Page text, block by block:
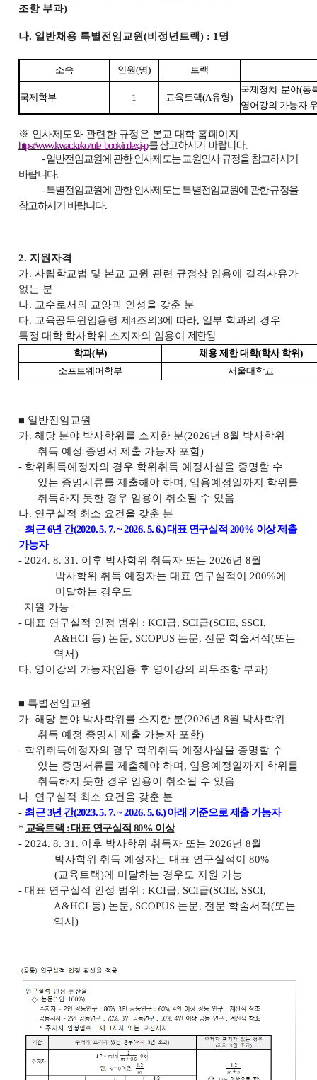
조항 부과)
나. 일반채용 특별전임교원(비정년트랙) : 1 명
소속 인원(명) 트랙
국제학부 1 교육트랙(A유형)
국제정치 분야(동
영어강의 가능자
※ 인사제도와 관련한 규정은 본교 대학홈페이지
https://www.kw.ac.kr/ko/rule_book/index.jsp를참고하시기 바랍니다.
-일반전임교원에 관한 인사제도는 교원인사 규정을 참고하시기
바랍니다.
-특별전임교원에 관한 인사제도는 특별전임교원에 관한 규정을
참고하시기 바랍니다.
2.지원자격
가.사립학교법 및 본교 교원 관련 규정상 임용에 결격사유가
없는 분
나. 교수로서의 교양과 인성을 갖춘 분
다. 교육공무원임용령 제4조의 3에 따라, 일부 학과의 경우
특정 대학 학사학위 소지자의 임용이 제한됨
학과(부) 채용 제한 대학(학사 학위)
소프트웨어학부
서울대학교
■ 일반전임교원
가.해당 분야 박사학위를 소지한 분(2026년8월 박사학위
취득 예정 증명서 제출 가능자 포함)
- 학위취득예정자의 경우 학위취득 예정사실을 증명할 수
있는 증명서류를 제출해야 하며 , 임용예정일까지 학위를
취득하지 못한 경우 임용이 취소될 수 있음
나. 연구실적 최소 요건을 갖춘 분
- 최 근6년 간(2020. 5. 7. ~ 2026. 5. 6.)대표 연구실적 200% 이상 제출
가능자
- 2024. 8. 31. 이후 박사학위 취득자 또는 2026년8월
박사학위 취득 예정자는 대표 연구실적이 200%에
미달하는 경우도
지원 가능
-대표 연구실적 인정 범위 : KCI급, SCI급(SCIE, SSCI,
A&HCI 등) 논문, SCOPUS 논문, 전문 학술서적(또는
역서)
다. 영어강의 가능자(임용 후 영어강의 의무조항 부과)
■ 특별전임교원
가.해당 분야 박사학위를 소지한 분(2026년8월 박사학위
취득 예정 증명서 제출 가능자 포함)
- 학위취득예정자의 경우 학위취득 예정사실을 증명할 수
있는 증명서류를 제출해야 하며 , 임용예정일까지 학위를
취득하지 못한 경우 임용이 취소될 수 있음
나. 연구실적 최소 요건을 갖춘 분
- 최 근3년 간(2023. 5. 7. ~ 2026. 5. 6.)아래 기준으로 제출 가능자
* 교육트랙 :대표 연구실적 80% 이상
- 2024. 8. 31. 이후 박사학위 취득자 또는 2026년8월
박사학위 취득 예정자는 대표 연구실적이80%
(교육트랙)에 미달하는 경우도 지원 가능
-대표 연구실적 인정 범위 : KCI급, SCI급(SCIE, SSCI,
A&HCI 등) 논문, SCOPUS 논문, 전문 학술서적(또는
역서)